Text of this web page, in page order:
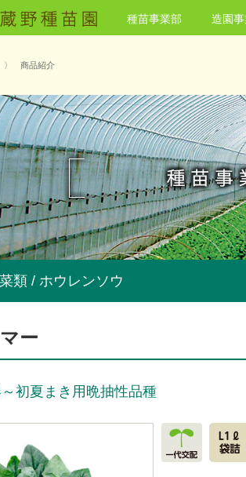
種苗事業部 造園
〉 商品紹介
類 / ホウレンソウ
ー
初夏まき用晩抽性品種